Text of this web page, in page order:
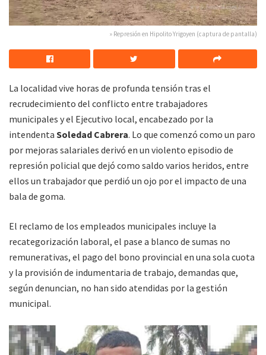
» Represión en Hipolito Yrigoyen (captura de pantalla)
La localidad vive horas de profunda tensión tras el
recrudecimiento del conflicto entre trabajadores
municipales y el Ejecutivo local, encabezado por la
intendenta Soledad Cabrera. Lo que comenzó como un paro
por mejoras salariales derivó en un violento episodio de
represión policial que dejó como saldo varios heridos, entre
ellos un trabajador que perdió un ojo por el impacto de una
bala de goma.
El reclamo de los empleados municipales incluye la
recategorización laboral, el pase a blanco de sumas no
remunerativas, el pago del bono provincial en una sola cuota
y la provisión de indumentaria de trabajo, demandas que,
según denuncian, no han sido atendidas por la gestión
municipal.